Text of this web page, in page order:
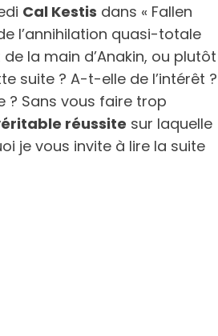
Cal Kestis dans « Fallen
l’annihilation quasi-totale
la main d’Anakin, ou plutôt
suite ? A-t-elle de l’intérêt ?
? Sans vous faire trop
réussite sur laquelle
je vous invite à lire la suite